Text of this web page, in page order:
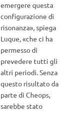
emergere questa
configurazione di
risonanza», spiega
Luque, «che ci ha
permesso di
prevedere tutti gli
altri periodi. Senza
questo risultato da
parte di Cheops,
sarebbe stato